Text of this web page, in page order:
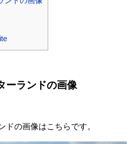
ーランドの画像
ドの画像はこちらです。